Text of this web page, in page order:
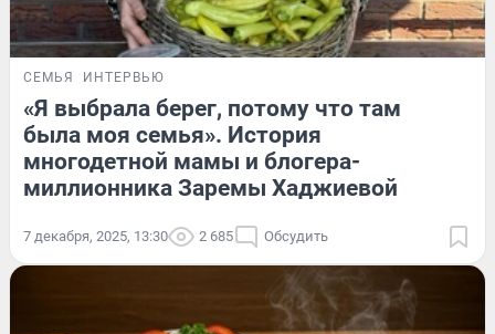
СЕМЬЯ ИНТЕРВЬЮ
«Я выбрала берег, потому что там
была моя семья». История
многодетной мамы и блогера-
миллионника Заремы Хаджиевой
7 декабря, 2025, 13:30 2 685 Обсудить